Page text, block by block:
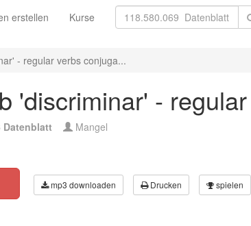
erstellen Kurse
- regular verbs conjuga...
'discriminar' -
Datenblatt Mangel
mp3 downloaden Drucken spielen